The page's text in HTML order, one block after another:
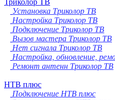
Триколор ТВ
Установка Триколор ТВ
Настройка Триколор ТВ
Подключение Триколор ТВ
Вызов мастера Триколор ТВ
Нет сигнала Триколор ТВ
Настройка, обновление,
Ремонт антенн Триколор ТВ
НТВ плюс
Подключение НТВ плюс